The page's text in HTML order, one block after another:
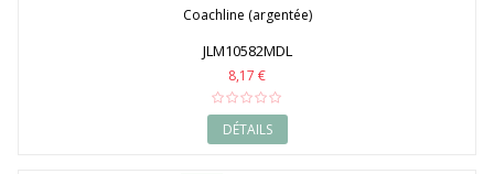
Coachline (argentée)
JLM10582MDL
8,17 €
DÉTAILS